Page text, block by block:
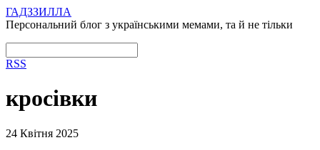
ГАДЗЗИЛЛА
Персональний блог з українськими мемами, та й не тільки
RSS
кросівки
24 Квітня 2025